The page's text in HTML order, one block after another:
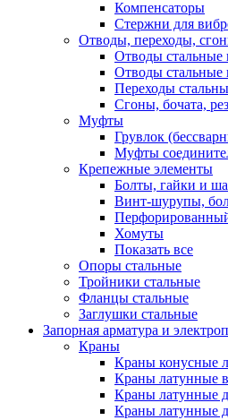
Компенсаторы
Стержни для
Отводы, переходы,
Отводы стальные
Отводы стальные
Переходы
Сгоны, бочата,
Муфты
Грувлок
Муфты
Крепежные элементы
Болты, гайки и
Винт-шурупы,
Хомуты
Показать все
Опоры стальные
Тройники стальные
Фланцы стальные
Заглушки стальные
Запорная арматура и
Краны
Краны конусные
Краны латунные
Краны латунные
Краны латунные